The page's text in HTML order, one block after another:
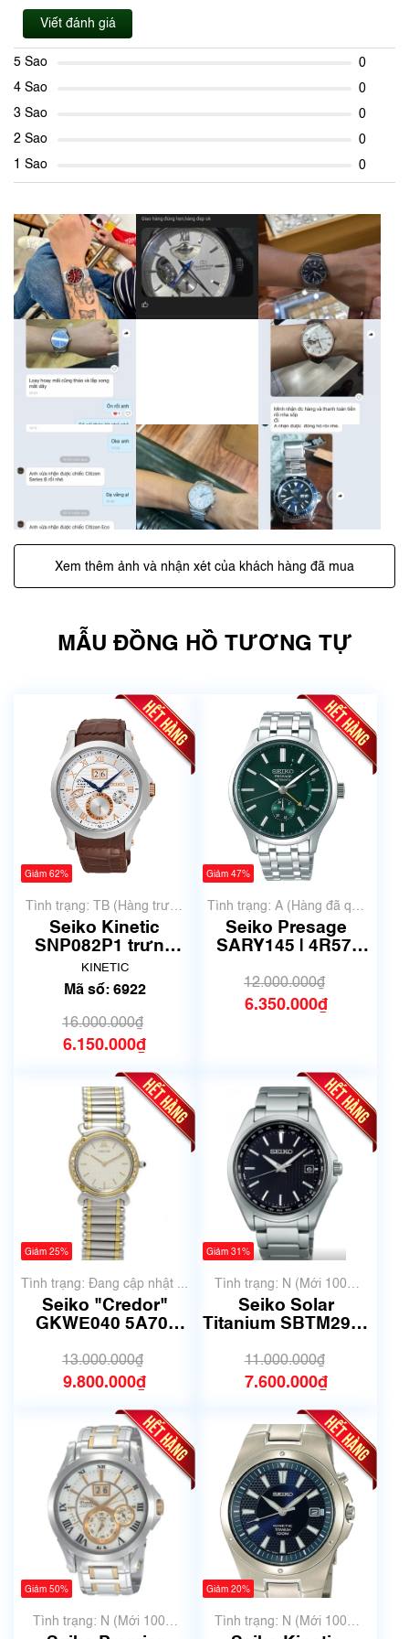
Viết đánh giá
5 Sao
0
4 Sao
0
3 Sao
0
2 Sao
0
1 Sao
0
Xem thêm ảnh và nhận xét của khách hàng đã mua
MẪU ĐỒNG HỒ TƯƠNG TỰ
Giảm 62%
Tình trạng: TB (Hàng trưng
bày, thanh lý)
Seiko Kinetic
SNP082P1 trưng
bày thanh lý - MS
6922
KINETIC
Mã số: 6922
16.000.000₫
6.150.000₫
Giảm 47%
Tình trạng: A (Hàng đã qua
sử dụng nhưng rất đẹp,
không có xước)
Seiko Presage
SARY145 | 4R57-
Mã số 6511
12.000.000₫
6.350.000₫
Giảm 25%
Tình trạng: Đang cập nhật ...
Seiko "Credor"
GKWE040 5A70-
mã số 6172
13.000.000₫
9.800.000₫
Giảm 31%
Tình trạng: N (Mới 100%
chưa qua sử dụng)
Seiko Solar
Titanium SBTM291 |
số 6191
11.000.000₫
7.600.000₫
Giảm 50%
Tình trạng: N (Mới 100%
Giảm 20%
Tình trạng: N (Mới 100%